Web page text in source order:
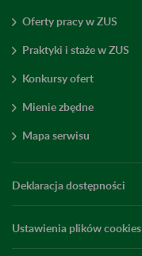
Oferty pracy w ZUS
Praktyki i staże w ZUS
Konkursy ofert
Mienie zbędne
Mapa serwisu
Deklaracja dostępności
Ustawienia plików cookies